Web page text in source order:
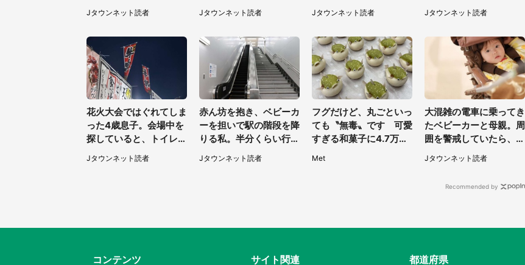
おうとしたけれど（山形
県・20代女性）
Jタウンネット読者 Jタウンネット読者
ぬ2人の男性が私の車
を...」（30代女性）
Jタウンネット読者
けて...（東京都・40代
男性）
Jタウンネット読者
花火大会ではぐれてしま
った4歳息子。会場中を
探していると、トイレ前
で見知らぬ男性に（東京
都・女性）
Jタウンネット読者
赤ん坊を抱き、ベビーカ
ーを担いで駅の階段を降
りる私。半分くらい行っ
たところで若い男性が...
（埼玉県・50代女性）
Jタウンネット読者
フグだけど、丸ごといっ
ても〝無毒〟です 可愛
すぎる和菓子に4.7万人
Met
大混雑の電車に乗ってき
たベビーカーと母親。周
囲を警戒していたら、若
い男性客が思いもよらぬ
行動に（東京都・50代
Jタウンネット読者
Recommended by
コンテンツ サイト関連 都道府県